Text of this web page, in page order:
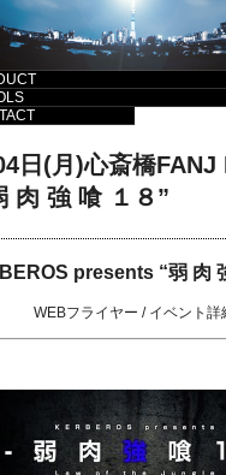
日(月)心斎橋FANJ
肉 強 喰 １８”
presents “弱 肉
WEBフライヤー / イベント詳